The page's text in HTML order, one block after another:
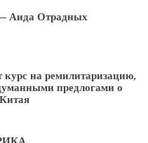
Аида Отрадных
на ремилитаризацию,
предлогами о